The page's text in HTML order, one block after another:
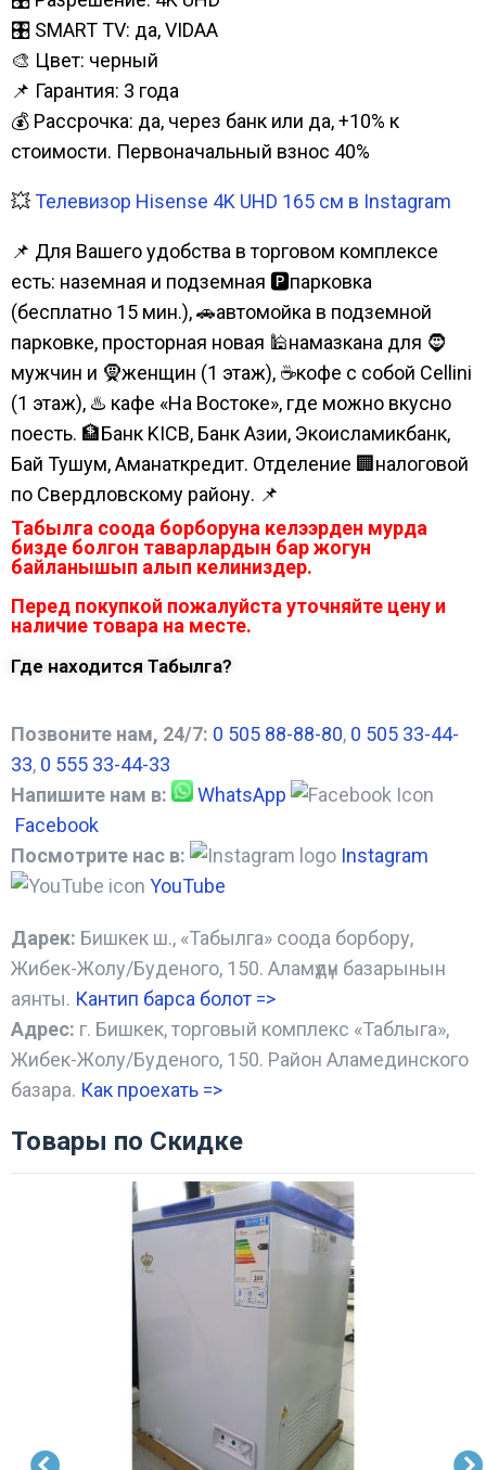
🎛️ SMART TV: да, VIDAA
🎨 Цвет: черный
📌 Гарантия: 3 года
💰 Рассрочка: да, через банк или да, +10% к
стоимости. Первоначальный взнос 40%
💥Телевизор Hisense 4K UHD 165 см в Instagram
📌 Для Вашего удобства в торговом комплексе
есть: наземная и подземная 🅿парковка
(бесплатно 15 мин.), 🚗автомойка в подземной
парковке, просторная новая 🕌намазкана для 🧔
мужчин и 🧕женщин (1 этаж), ☕кофе с собой Cellini
(1 этаж), ♨️ кафе «На Востоке», где можно вкусно
поесть. 🏦Банк KICB, Банк Азии, Экоисламикбанк,
Бай Тушум, Аманаткредит. Отделение 🏢налоговой
по Свердловскому району. 📌
Табылга соода борборуна келээрден мурда
бизде болгон таварлардын бар жогун
байланышып алып келиниздер.
Перед покупкой пожалуйста уточняйте цену и
наличие товара на месте.
Где находится Табылга?
Позвоните нам, 24/7: 0 505 88-88-80, 0 505 33-44-
33, 0 555 33-44-33
Напишите нам в:
WhatsApp
Facebook
Посмотрите нас в:
Instagram
YouTube
Дарек: Бишкек ш., «Табылга» соода борбору,
Жибек-Жолу/Буденого, 150. Аламүдүн базарынын
аянты. Кантип барса болот =>
Адрес: г. Бишкек, торговый комплекс «Таблыга»,
Жибек-Жолу/Буденого, 150. Район Аламединского
базара. Как проехать =>
Товары по Скидке